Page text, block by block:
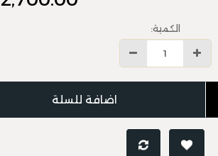
الكمية:
اضافة للسلة